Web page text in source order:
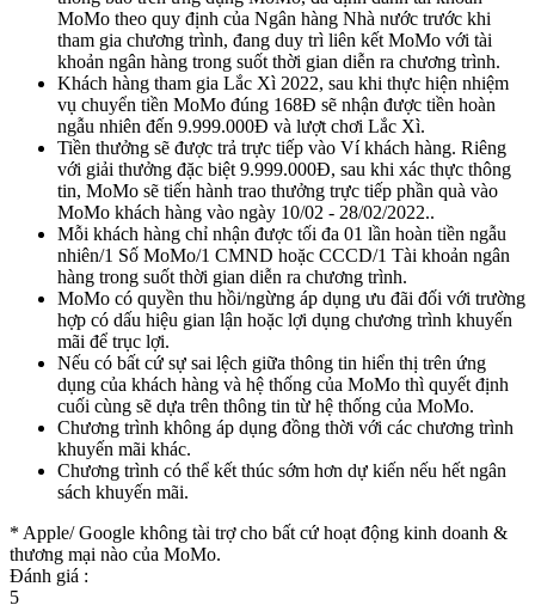
MoMo theo quy định của Ngân hàng Nhà nước trước khi
tham gia chương trình, đang duy trì liên kết MoMo với tài
khoản ngân hàng trong suốt thời gian diễn ra chương trình.
Khách hàng tham gia Lắc Xì 2022, sau khi thực hiện nhiệm
vụ chuyển tiền MoMo đúng 168Đ sẽ nhận được tiền hoàn
ngẫu nhiên đến 9.999.000Đ và lượt chơi Lắc Xì.
Tiền thưởng sẽ được trả trực tiếp vào Ví khách hàng. Riêng
với giải thưởng đặc biệt 9.999.000Đ, sau khi xác thực thông
tin, MoMo sẽ tiến hành trao thưởng trực tiếp phần quà vào
MoMo khách hàng vào ngày 10/02 - 28/02/2022..
Mỗi khách hàng chỉ nhận được tối đa 01 lần hoàn tiền ngẫu
nhiên/1 Số MoMo/1 CMND hoặc CCCD/1 Tài khoản ngân
hàng trong suốt thời gian diễn ra chương trình.
MoMo có quyền thu hồi/ngừng áp dụng ưu đãi đối với trường
hợp có dấu hiệu gian lận hoặc lợi dụng chương trình khuyến
mãi để trục lợi.
Nếu có bất cứ sự sai lệch giữa thông tin hiển thị trên ứng
dụng của khách hàng và hệ thống của MoMo thì quyết định
cuối cùng sẽ dựa trên thông tin từ hệ thống của MoMo.
Chương trình không áp dụng đồng thời với các chương trình
khuyến mãi khác.
Chương trình có thể kết thúc sớm hơn dự kiến nếu hết ngân
sách khuyến mãi.
* Apple/ Google không tài trợ cho bất cứ hoạt động kinh doanh &
thương mại nào của MoMo.
Đánh giá :
5